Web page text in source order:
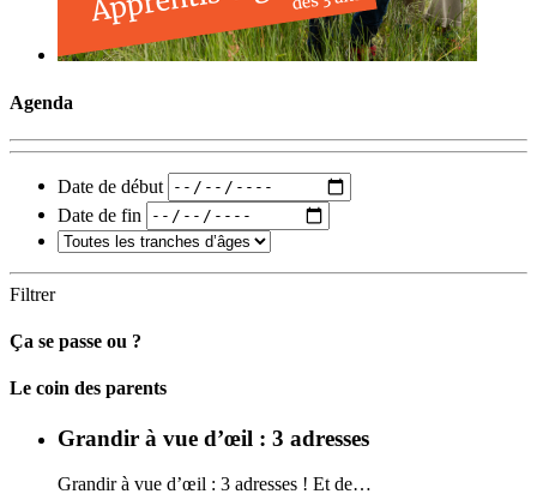
Agenda
Date de début
Date de fin
Filtrer
Ça se passe ou ?
Carto
Le coin des parents
Grandir à vue d’œil : 3 adresses
Grandir à vue d’œil : 3 adresses ! Et de…